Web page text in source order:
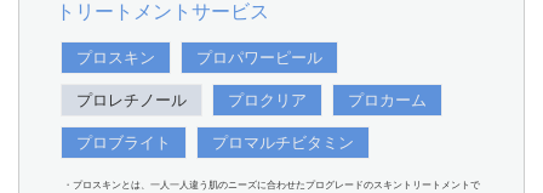
トリートメントサービス
プロスキン プロパワーピール
プロレチノール プロクリア プロカーム
プロブライト プロマルチビタミン
・プロスキンとは、一人一人違う肌のニーズに合わせたプログレードのスキントリートメントで